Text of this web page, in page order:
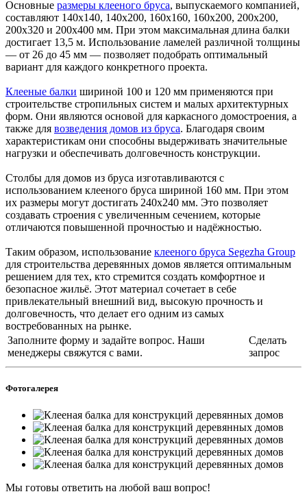
Основные размеры клееного бруса, выпускаемого компанией,
составляют 140х140, 140х200, 160х160, 160х200, 200х200,
200х320 и 200х400 мм. При этом максимальная длина балки
достигает 13,5 м. Использование ламелей различной толщины
— от 26 до 45 мм — позволяет подобрать оптимальный
вариант для каждого конкретного проекта.
Клееные балки шириной 100 и 120 мм применяются при
строительстве стропильных систем и малых архитектурных
форм. Они являются основой для каркасного домостроения, а
также для возведения домов из бруса. Благодаря своим
характеристикам они способны выдерживать значительные
нагрузки и обеспечивать долговечность конструкции.
Столбы для домов из бруса изготавливаются с
использованием клееного бруса шириной 160 мм. При этом
их размеры могут достигать 240х240 мм. Это позволяет
создавать строения с увеличенным сечением, которые
отличаются повышенной прочностью и надёжностью.
Таким образом, использование клееного бруса Segezha Group
для строительства деревянных домов является оптимальным
решением для тех, кто стремится создать комфортное и
безопасное жильё. Этот материал сочетает в себе
привлекательный внешний вид, высокую прочность и
долговечность, что делает его одним из самых
востребованных на рынке.
Заполните форму и задайте вопрос. Наши
менеджеры свяжутся с вами.
Сделать
запрос
Фотогалерея
Мы готовы ответить на любой ваш вопрос!